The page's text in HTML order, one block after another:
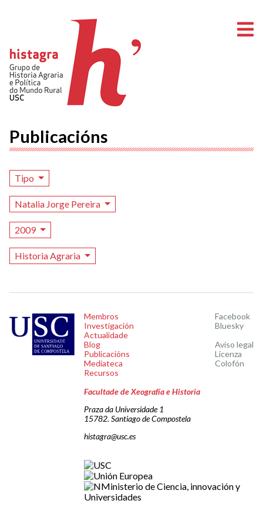
Publicacións
Tipo
Natalia Jorge Pereira
2009
Historia Agraria
Membros
Investigación
Actualidade
Blog
Publicacións
Mediateca
Recursos
Facebook
Bluesky
Aviso legal
Licenza
Colofón
Facultade de Xeografía e Historia
Praza da Universidade 1
15782. Santiago de Compostela
histagra@usc.es